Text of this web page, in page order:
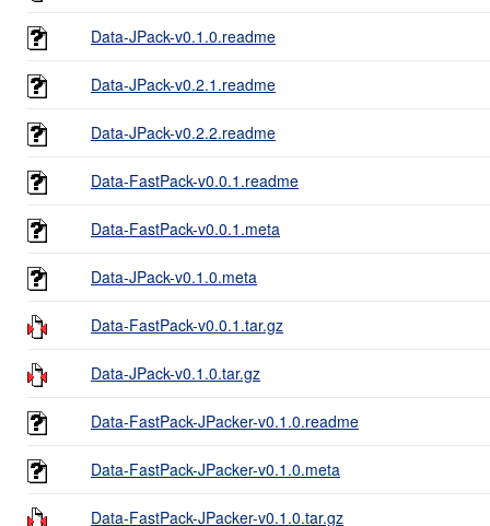
Data-JPack-v0.1.0.readme
Data-JPack-v0.2.1.readme
Data-JPack-v0.2.2.readme
Data-FastPack-v0.0.1.readme
Data-FastPack-v0.0.1.meta
Data-JPack-v0.1.0.meta
Data-FastPack-v0.0.1.tar.gz
Data-JPack-v0.1.0.tar.gz
Data-FastPack-JPacker-v0.1.0.readme
Data-FastPack-JPacker-v0.1.0.meta
Data-FastPack-JPacker-v0.1.0.tar.gz